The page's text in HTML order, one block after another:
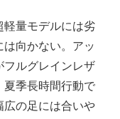
軽量モデルには劣
向かない。アッ
フルグレインレザ
夏季長時間行動で
広の足には合いや